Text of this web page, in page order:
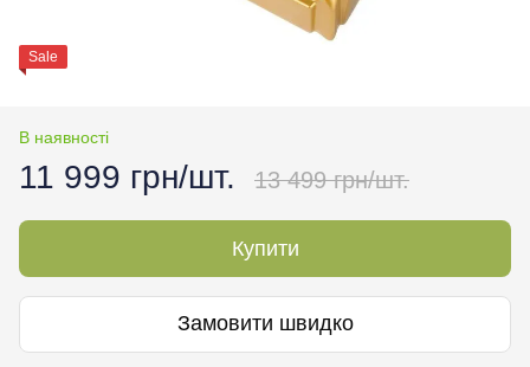
Sale
В наявності
11 999 грн/шт. 13 499 грн/шт.
Купити
Замовити швидко